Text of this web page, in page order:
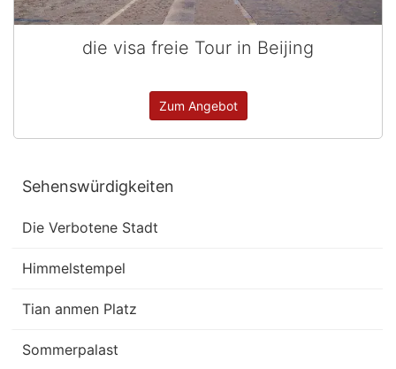
die visa freie Tour in Beijing
Zum Angebot
Sehenswürdigkeiten
Die Verbotene Stadt
Himmelstempel
Tian anmen Platz
Sommerpalast